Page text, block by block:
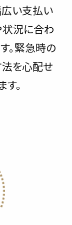
広い支払い
状況に合わ
。緊急時の
法を心配せ
。